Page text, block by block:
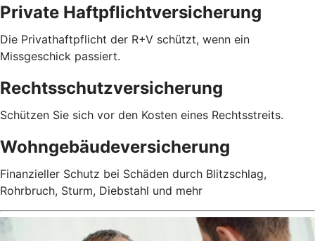
Private Haftpflichtversicherung
Die Privathaftpflicht der R+V schützt, wenn ein
Missgeschick passiert.
Rechtsschutzversicherung
Schützen Sie sich vor den Kosten eines Rechtsstreits.
Wohngebäudeversicherung
Finanzieller Schutz bei Schäden durch Blitzschlag,
Rohrbruch, Sturm, Diebstahl und mehr